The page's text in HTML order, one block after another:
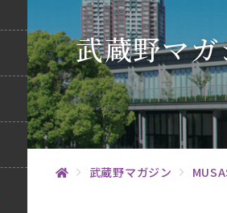
武蔵野マ
武蔵野マガジン